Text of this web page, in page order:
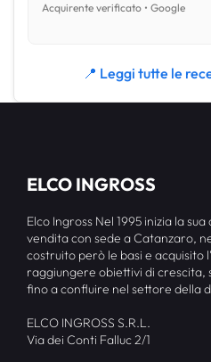
Acquirente verificato • Google
📍 Leggi tutte le
ELCO INGROSS
Elco Ingross Nel 1995 inizia la
vendita con sede a Catanzaro,
costruito però le basi e acquisito
raggiungere obiettivi di crescita,
fino a confluire nel settore della
ELCO INGROSS S.R.L.
Via dei Conti Falluc 2/1